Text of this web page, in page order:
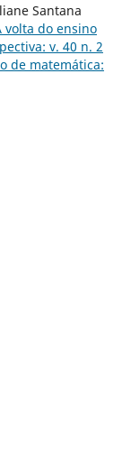
Santana
volta do ensino
v. 40 n. 2
de matemática: